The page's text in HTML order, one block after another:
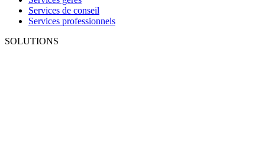
Services de conseil
Services professionnels
SOLUTIONS